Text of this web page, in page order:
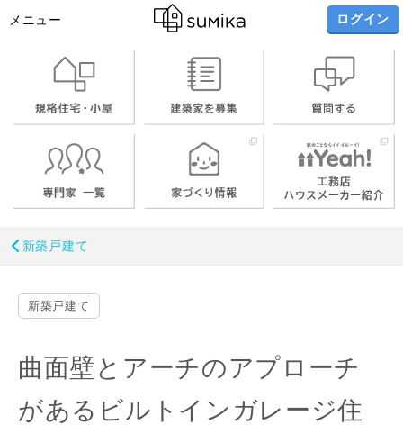
メニュー ログイン
新築戸建て
新築戸建て
曲面壁とアーチのアプローチ
があるビルトインガレージ住